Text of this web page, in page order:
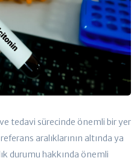
tedavi sürecinde önemli bir yer
aralıklarının altında ya
durumu hakkında önemli